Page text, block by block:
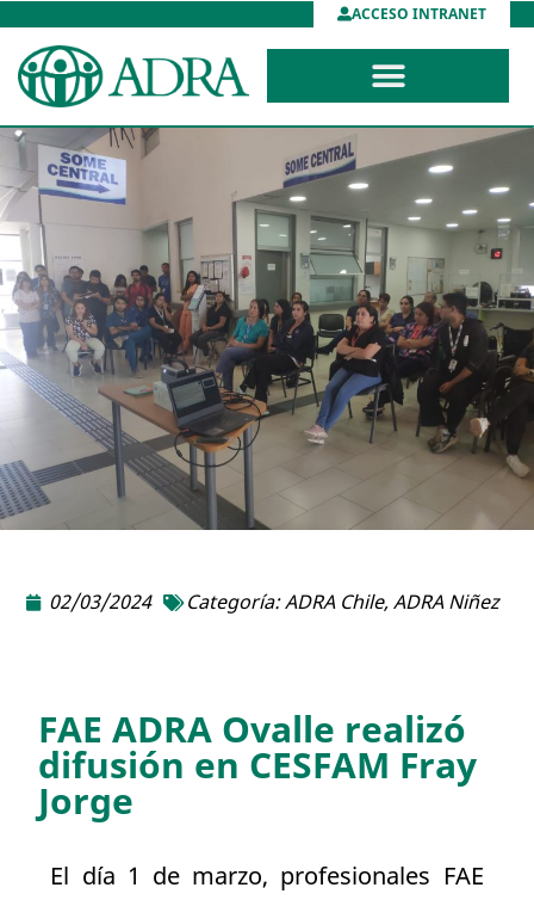
ACCESO INTRANET
02/03/2024 Categoría:ADRA Chile,ADRA Niñez
FAE ADRA Ovalle realizó
difusión en CESFAM Fray
Jorge
El día 1 de marzo, profesionales FAE